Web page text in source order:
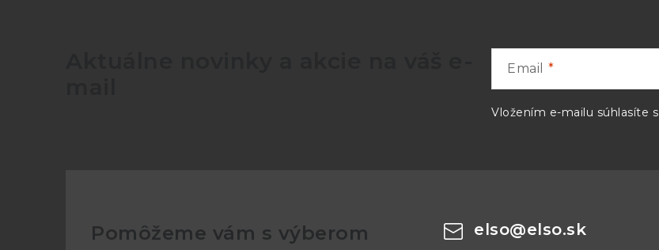
Email
Vložením e-mailu súhlasíte s
Pomôžeme vám s výberom elso@elso.sk